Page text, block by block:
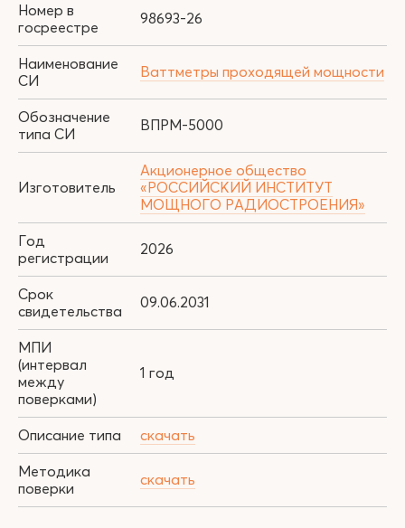
Номер в
госреестре
98693-26
Наименование
СИ
Ваттметры проходящей мощности
Обозначение
типа СИ
ВПРМ-5000
Изготовитель
Акционерное общество
«РОССИЙСКИЙ ИНСТИТУТ
МОЩНОГО РАДИОСТРОЕНИЯ»
Год
регистрации
2026
Срок
свидетельства
09.06.2031
МПИ
(интервал
между
поверками)
1 год
Описание типа
скачать
Методика
поверки
скачать